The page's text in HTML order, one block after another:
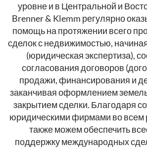
уровне и в Центральной и
Brenner & Klemm регулярно
помощь на протяжении всего
сделок с недвижимостью,
(юридическая экспертиза),
согласования договоров
продажи, финансирования и
заканчивая оформлением
закрытием сделки. Благодаря
юридическими фирмами во
также можем обеспечить
поддержку международных